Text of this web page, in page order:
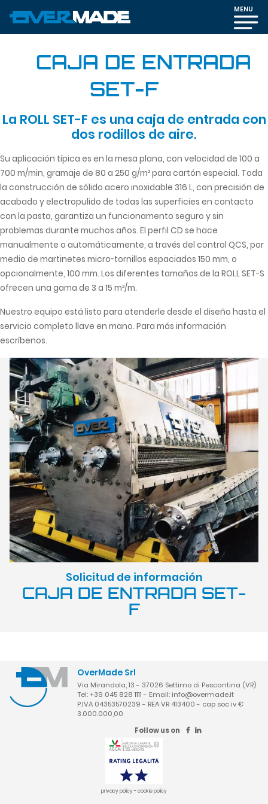
MENU
CAJA DE ENTRADA
SET-F
La ROLL SET-F es una caja de entrada con
dos rodillos de aire.
Su aplicación típica es en la mesa plana, con velocidad de 100 a
700 m/min, gramaje de 80 a 250 g/m² para cartón especial. Toda
la construcción de sólido acero inoxidable 316 L, con precisión de
acabado y electropulido de todas las superficies en contacto
con la pasta, garantiza un funcionamento seguro y sin
problemas durante muchos años. El perfil CD se hace
manualmente o automáticamente, a través del control QCS, por
medio de martinetes micro-tornillos espaciados 150 mm, o
opcionalmente, 100 mm. Los diferentes tamaños de la ROLL SET-S
ofrecen una gama de 3 a 15 m³/m.
Nuestro equipo está listo para atenderle desde el diseño hasta el
servicio completo llave en mano. Para más información
escríbenos.
Solicitud de información
CAJA DE ENTRADA SET-
F
OverMade Srl
Via Mirandola, 13 - 37026 Settimo di Pescantina (VR)
Tel: +39 045 828 1111 - Email:info@overmade.it
P.IVA 04353570239 - REA VR 413400 - cap soc iv €
3.000.000,00
Follow us on
privacy policy- cookie policy